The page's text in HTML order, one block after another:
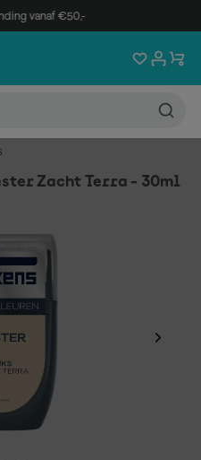
vanaf €50,-
Zacht Terra - 30ml